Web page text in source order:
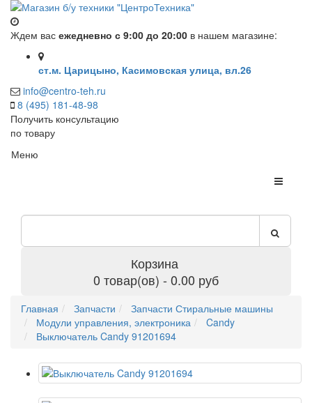
Ждем вас ежедневно с 9:00 до 20:00 в нашем магазине:
ст.м. Царицыно, Касимовская улица, вл.26
info@centro-teh.ru
8 (495) 181-48-98
Получить консультацию
по товару
Меню
Корзина
0 товар(ов) - 0.00 руб
Главная Запчасти
Запчасти Стиральные машины
Модули управления, электроника
Candy
Выключатель Candy 91201694